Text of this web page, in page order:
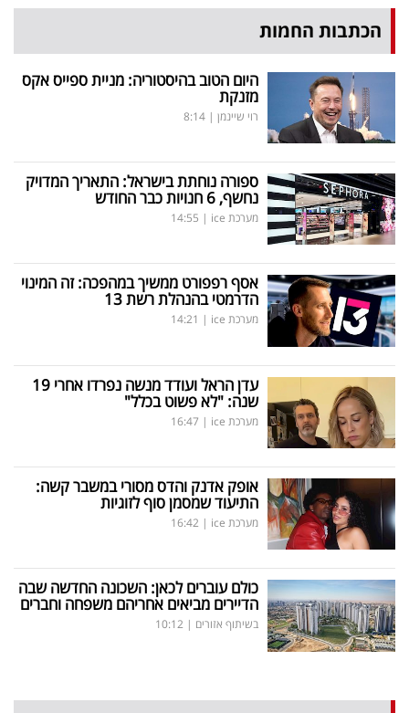
פרסמו
באייס
עקבו
אחרינו:
הכתבות החמות
היום הטוב בהיסטוריה: מניית ספייס אקס
מזנקת
רוי שיינמן |
8:14
ספורה נוחתת בישראל: התאריך המדויק
נחשף, 6 חנויות כבר החודש
מערכת ice |
14:55
אסף רפפורט ממשיך במהפכה: זה המינוי
הדרמטי בהנהלת רשת 13
מערכת ice |
14:21
עדן הראל ועודד מנשה נפרדו אחרי 19
שנה: "לא פשוט בכלל"
מערכת ice |
16:47
אופק אדנק והדס מסורי במשבר קשה:
התיעוד שמסמן סוף לזוגיות
מערכת ice |
16:42
כולם עוברים לכאן: השכונה החדשה שבה
הדיירים מביאים אחריהם משפחה וחברים
בשיתוף אזורים |
10:12